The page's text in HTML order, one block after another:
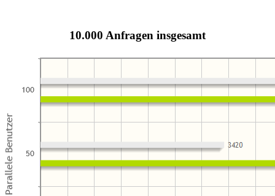
10.000 Anfragen insgesamt